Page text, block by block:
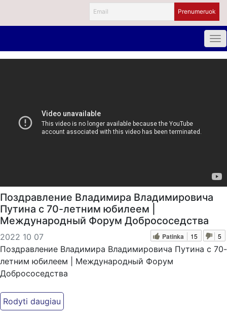
Поздравление Владимира Владимировича
Путина с 70-летним юбилеем |
Международный Форум Добрососедства
2022 10 07 Patinka 15 5
Поздравление Владимира Владимировича Путина с 70-
летним юбилеем | Международный Форум
Добрососедства
Jei manote, kad mūsų darbas Jums reikalingas, kviečiame
paremti: Patreon platfomoje